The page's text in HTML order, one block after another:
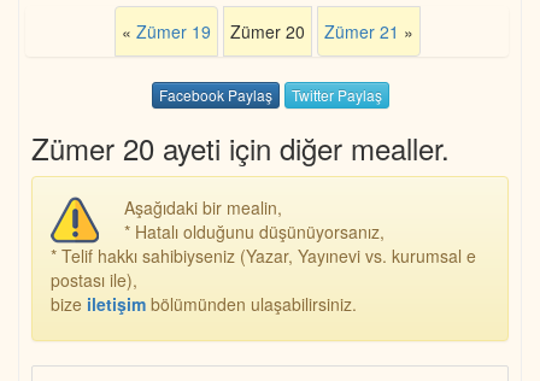
« Zümer 19 Zümer 20 Zümer 21 »
Facebook Paylaş Twitter Paylaş
Zümer 20 ayeti için diğer mealler.
Aşağıdaki bir mealin,
* Hatalı olduğunu düşünüyorsanız,
* Telif hakkı sahibiyseniz (Yazar, Yayınevi vs. kurumsal e
postası ile),
bize iletişim bölümünden ulaşabilirsiniz.